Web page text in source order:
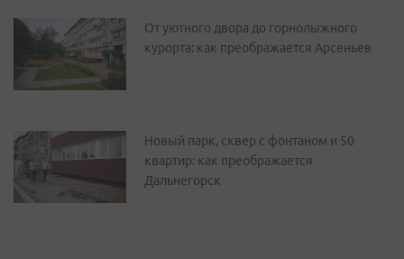
От уютного двора до горнолыжного
курорта: как преображается Арсеньев
Новый парк, сквер с фонтаном и 50
квартир: как преображается
Дальнегорск